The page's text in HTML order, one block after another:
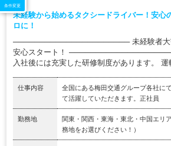
未経験から始めるタクシードライバー！安心
ロに！
────────────────────── 未経験者大
安心スタート！
入社後には充実した研修制度があります。 運
仕事内容
全国にある梅田交通グループ各社に
て活躍していただきます。正社員
勤務地
関東・関西・東海・東北・中国エリ
務地をお選びください！）
条件変更